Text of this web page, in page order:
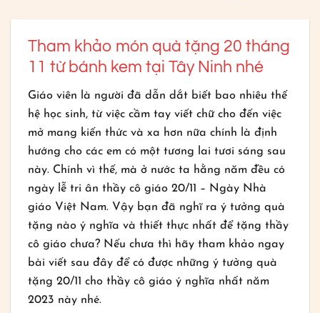
Tham khảo món quà tặng 20 tháng
11 từ bánh kem tại Tây Ninh nhé
Giáo viên là người đã dẫn dắt biết bao nhiêu thế
hệ học sinh, từ việc cầm tay viết chữ cho đến việc
mở mang kiến thức và xa hơn nữa chính là định
hướng cho các em có một tương lai tươi sáng sau
này. Chính vì thế, mà ở nước ta hằng năm đều có
ngày lễ tri ân thầy cô giáo 20/11 – Ngày Nhà
giáo Việt Nam. Vậy bạn đã nghĩ ra ý tưởng quà
tặng nào ý nghĩa và thiết thực nhất để tặng thầy
cô giáo chưa? Nếu chưa thì hãy tham khảo ngay
bài viết sau đây để có được những ý tưởng quà
tặng 20/11 cho thầy cô giáo ý nghĩa nhất năm
2023 này nhé.